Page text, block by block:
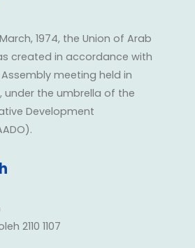
1974, the Union of Arab
created in accordance with
meeting held in
under the umbrella of the
Development
2110 1107